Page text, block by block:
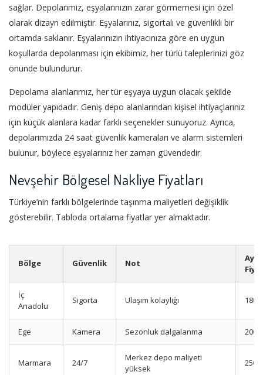
sağlar. Depolarımız, eşyalarınızın zarar görmemesi için özel
olarak dizayn edilmiştir. Eşyalarınız, sigortalı ve güvenlikli bir
ortamda saklanır. Eşyalarınızın ihtiyacınıza göre en uygun
koşullarda depolanması için ekibimiz, her türlü taleplerinizi göz
önünde bulundurur.
Depolama alanlarımız, her tür eşyaya uygun olacak şekilde
modüler yapıdadır. Geniş depo alanlarından kişisel ihtiyaçlarınız
için küçük alanlara kadar farklı seçenekler sunuyoruz. Ayrıca,
depolarımızda 24 saat güvenlik kameraları ve alarm sistemleri
bulunur, böylece eşyalarınız her zaman güvendedir.
Nevşehir Bölgesel Nakliye Fiyatları
Türkiye’nin farklı bölgelerinde taşınma maliyetleri değişiklik
gösterebilir. Tabloda ortalama fiyatlar yer almaktadır.
Bölge Güvenlik Not
İç
Anadolu
Sigorta Ulaşım kolaylığı
Ege Kamera Sezonluk dalgalanma
Marmara 24/7
Merkez depo maliyeti
yüksek